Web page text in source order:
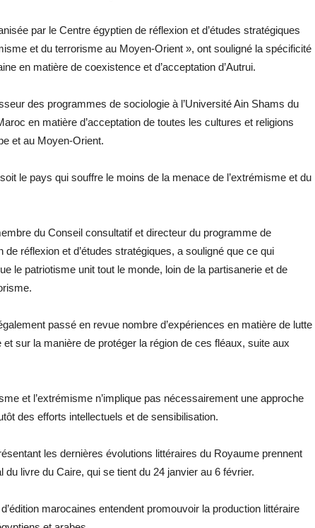
par le Centre égyptien de réflexion et d’études stratégiques
et du terrorisme au Moyen-Orient », ont souligné la spécificité
en matière de coexistence et d’acceptation d’Autrui.
des programmes de sociologie à l’Université Ain Shams du
en matière d’acceptation de toutes les cultures et religions
et au Moyen-Orient.
le pays qui souffre le moins de la menace de l’extrémisme et du
du Conseil consultatif et directeur du programme de
réflexion et d’études stratégiques, a souligné que ce qui
le patriotisme unit tout le monde, loin de la partisanerie et de
passé en revue nombre d’expériences en matière de lutte
sur la manière de protéger la région de ces fléaux, suite aux
et l’extrémisme n’implique pas nécessairement une approche
des efforts intellectuels et de sensibilisation.
les dernières évolutions littéraires du Royaume prennent
livre du Caire, qui se tient du 24 janvier au 6 février.
marocaines entendent promouvoir la production littéraire